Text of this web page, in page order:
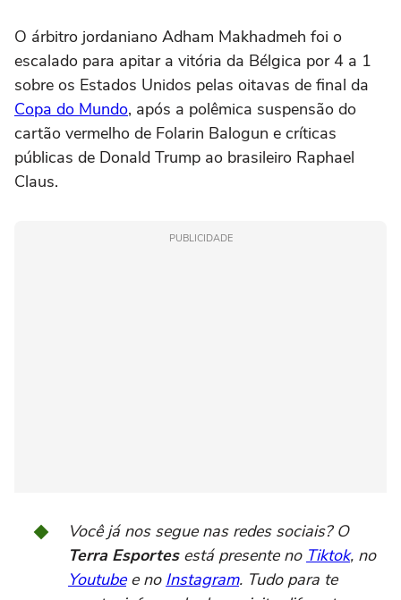
O árbitro jordaniano Adham Makhadmeh foi o
escalado para apitar a vitória da Bélgica por 4 a 1
sobre os Estados Unidos pelas oitavas de final da
Copa do Mundo, após a polêmica suspensão do
cartão vermelho de Folarin Balogun e críticas
públicas de Donald Trump ao brasileiro Raphael
Claus.
PUBLICIDADE
Você já nos segue nas redes sociais? O
Terra Esportesestá presente no Tiktok, no
Youtubee no Instagram. Tudo para te